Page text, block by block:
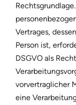
Vertrages,
Person ist,
DSGVO als
vorvertraglicher
eine